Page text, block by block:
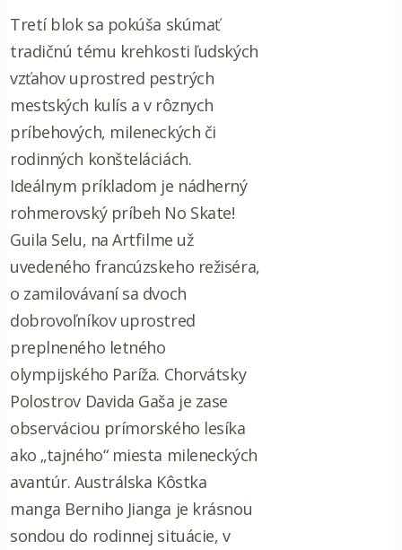
Tretí blok sa pokúša skúmať
tradičnú tému krehkosti ľudských
vzťahov uprostred pestrých
mestských kulís a v rôznych
príbehových, mileneckých či
rodinných konšteláciách.
Ideálnym príkladom je nádherný
rohmerovský príbeh No Skate!
Guila Selu, na Artfilme už
uvedeného francúzskeho režiséra,
o zamilovávaní sa dvoch
dobrovoľníkov uprostred
preplneného letného
olympijského Paríža. Chorvátsky
Polostrov Davida Gaša je zase
observáciou prímorského lesíka
ako „tajného“ miesta mileneckých
avantúr. Austrálska Kôstka
manga Berniho Jianga je krásnou
sondou do rodinnej situácie, v